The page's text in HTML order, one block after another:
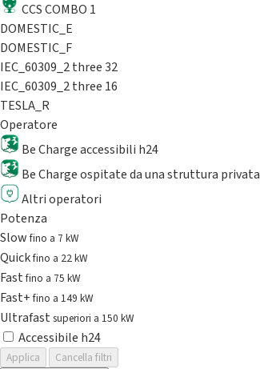
CCS COMBO 1
DOMESTIC_E
DOMESTIC_F
IEC_60309_2 three 32
IEC_60309_2 three 16
TESLA_R
Operatore
Be Charge accessibili h24
Be Charge ospitate da una struttura privata
Altri operatori
Potenza
Slowfino a 7 kW
Quickfino a 22 kW
Fastfino a 75 kW
Fast+fino a 149 kW
Ultrafast superiori a 150 kW
Accessibile h24
Applica
Cancella filtri